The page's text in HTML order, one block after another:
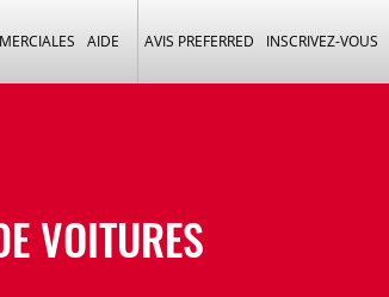
AIDE AVIS PREFERRED INSCRIVEZ-VOUS
VOITURES